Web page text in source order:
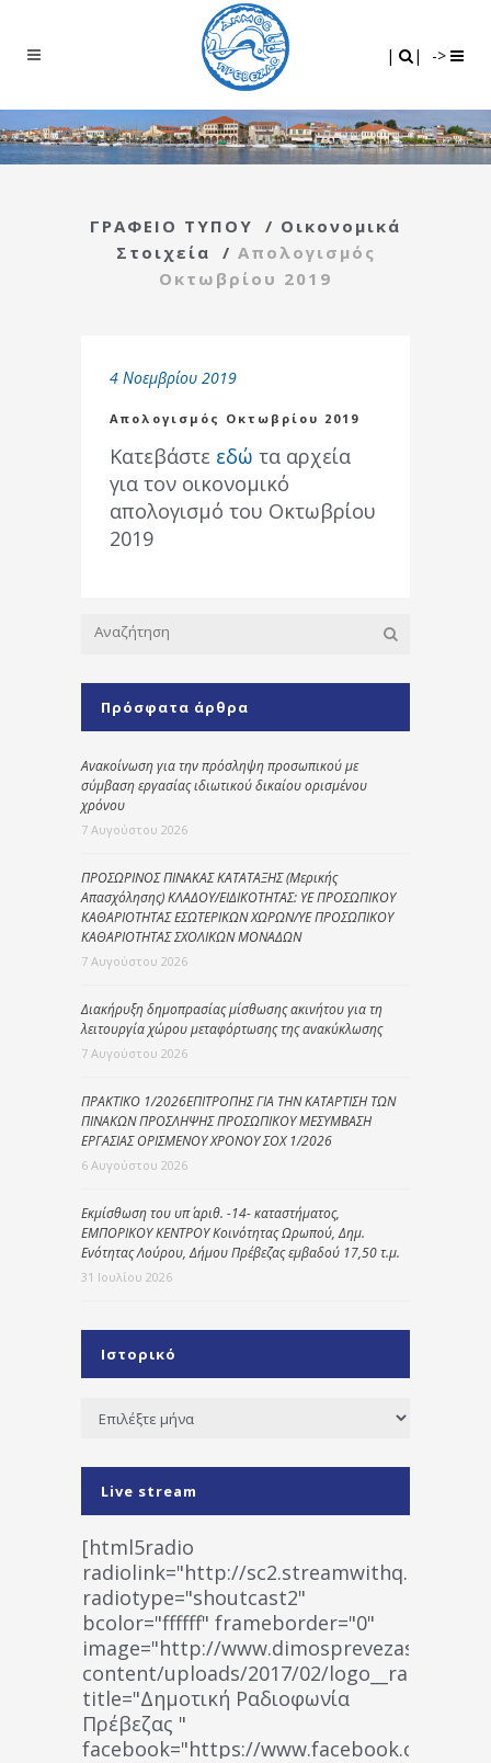
| | ->
ΓΡΑΦΕΙΟ ΤΥΠΟΥ / Οικονομικά
Στοιχεία
/ Απολογισμός
Οκτωβρίου 2019
4 Νοεμβρίου 2019
Απολογισμός Οκτωβρίου 2019
Κατεβάστε εδώ τα αρχεία
για τον οικονομικό
απολογισμό του Οκτωβρίου
2019
Πρόσφατα άρθρα
Ανακοίνωση για την πρόσληψη προσωπικού με
σύμβαση εργασίας ιδιωτικού δικαίου ορισμένου
χρόνου
7 Αυγούστου 2026
ΠΡΟΣΩΡΙΝΟΣ ΠΙΝΑΚΑΣ ΚΑΤΑΤΑΞΗΣ (Μερικής
Απασχόλησης) ΚΛΑΔΟΥ/ΕΙΔΙΚΟΤΗΤΑΣ: ΥΕ ΠΡΟΣΩΠΙΚΟΥ
ΚΑΘΑΡΙΟΤΗΤΑΣ ΕΣΩΤΕΡΙΚΩΝ ΧΩΡΩΝ/ΥΕ ΠΡΟΣΩΠΙΚΟΥ
ΚΑΘΑΡΙΟΤΗΤΑΣ ΣΧΟΛΙΚΩΝ ΜΟΝΑΔΩΝ
7 Αυγούστου 2026
Διακήρυξη δημοπρασίας μίσθωσης ακινήτου για τη
λειτουργία χώρου μεταφόρτωσης της ανακύκλωσης
7 Αυγούστου 2026
ΠΡΑΚΤΙΚΟ 1/2026ΕΠΙΤΡΟΠΗΣ ΓΙΑ ΤΗΝ ΚΑΤΑΡΤΙΣΗ ΤΩΝ
ΠΙΝΑΚΩΝ ΠΡΟΣΛΗΨΗΣ ΠΡΟΣΩΠΙΚΟΥ ΜΕΣΥΜΒΑΣΗ
ΕΡΓΑΣΙΑΣ ΟΡΙΣΜΕΝΟΥ ΧΡΟΝΟΥ ΣΟΧ 1/2026
6 Αυγούστου 2026
Εκμίσθωση του υπ΄ αριθ. -14- καταστήματος,
ΕΜΠΟΡΙΚΟΥ ΚΕΝΤΡΟΥ Κοινότητας Ωρωπού, Δημ.
Ενότητας Λούρου, Δήμου Πρέβεζας εμβαδού 17,50 τ.μ.
31 Ιουλίου 2026
Ιστορικό
Ιστορικό
Live stream
[html5radio
radiolink="http://
radiotype="shoutcast2"
bcolor="ffffff" frameborder="0"
image="http://www.dimosprevezas.gr/wp-
content/uploads/2017/02/
title="Δημοτική Ραδιοφωνία
Πρέβεζας "
facebook="https://www.facebook.com/